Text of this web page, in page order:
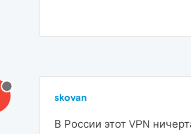
skovan
В России этот VPN